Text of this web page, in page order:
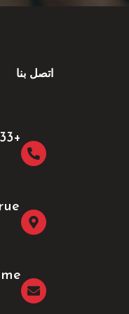
اتصل بنا
+33 6 11 22 33 44​